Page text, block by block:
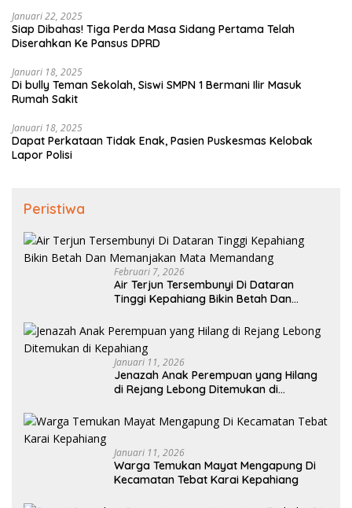
Januari 22, 2025
Siap Dibahas! Tiga Perda Masa Sidang Pertama Telah
Diserahkan Ke Pansus DPRD
Januari 18, 2025
Di bully Teman Sekolah, Siswi SMPN 1 Bermani Ilir Masuk
Rumah Sakit
Januari 18, 2025
Dapat Perkataan Tidak Enak, Pasien Puskesmas Kelobak
Lapor Polisi
Peristiwa
Februari 7, 2026
Air Terjun Tersembunyi Di Dataran
Tinggi Kepahiang Bikin Betah Dan
Januari 11, 2026
Jenazah Anak Perempuan yang Hilang
di Rejang Lebong Ditemukan di
Januari 11, 2026
Warga Temukan Mayat Mengapung Di
Kecamatan Tebat Karai Kepahiang